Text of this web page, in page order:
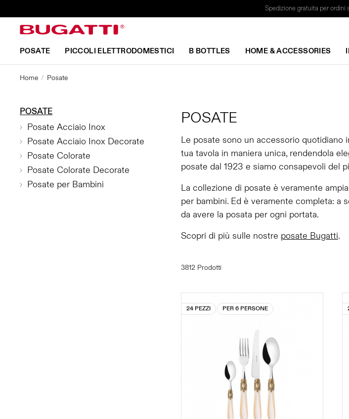
Spedizione gratuita per ordini
POSATE PICCOLI ELETTRODOMESTICI B BOTTLES HOME & ACCESSORIES
Home Posate
POSATE
Le posate sono un accessorio quotidiano
tua tavola in maniera unica, rendendola
posate dal 1923 e siamo consapevoli del
La collezione di posate è veramente
per bambini. Ed è veramente completa: a
da avere la posata per ogni portata.
Scopri di più sulle nostre posate Bugatti.
3812 Prodotti
24 PEZZI PER 6 PERSONE
POSATE
Posate Acciaio Inox
Posate Acciaio Inox Decorate
Posate Colorate
Posate Colorate Decorate
Posate per Bambini